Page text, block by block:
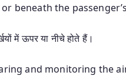
beneath the
में ऊपर या नीचे होते हैं।
and monitoring the